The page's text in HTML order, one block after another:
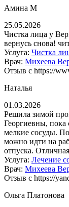
Амина М
25.05.2026
Чистка лица у
вернусь снова!
Услуга: Чистка
Врач: Михеева
Отзыв с https://
Наталья
01.03.2026
Решила зимой
Георгиевны, пока
мелкие сосуды.
можно идти на
отпуска.
Услуга: Лечение
Врач: Михеева
Отзыв с https://
Ольга Платонова